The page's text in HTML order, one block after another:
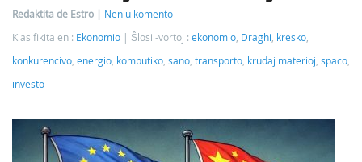
Redaktita de Estro
Neniu komento
Klasifikita en : Ekonomio Ŝlosil-vortoj : ekonomio, Draghi, kresko,
konkurencivo, energio, komputiko, sano, transporto, krudaj materioj, spaco,
investo